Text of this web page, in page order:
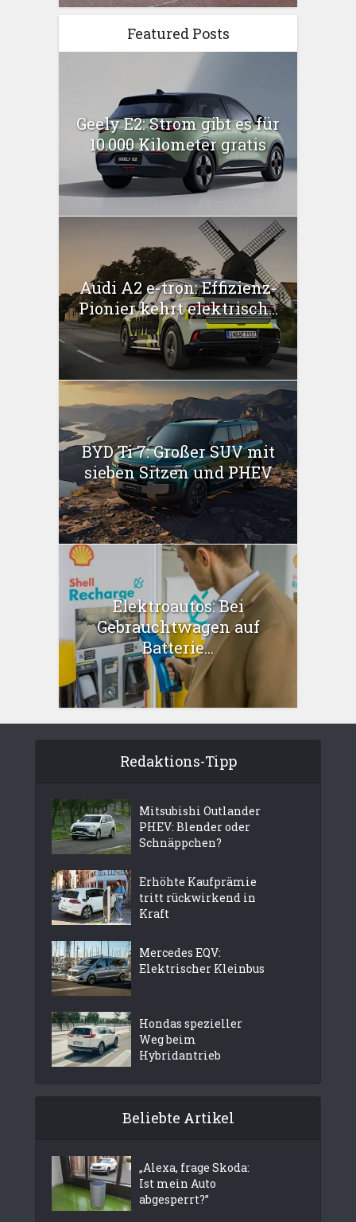
Featured Posts
Geely E2: Strom gibt es für
10.000 Kilometer gratis
Audi A2 e-tron: Effizienz-
Pionier kehrt elektrisch...
BYD Ti 7: Großer SUV mit
sieben Sitzen und PHEV
Elektroautos: Bei
Gebrauchtwagen auf
Batterie...
Redaktions-Tipp
Mitsubishi Outlander
PHEV: Blender oder
Schnäppchen?
Erhöhte Kaufprämie
tritt rückwirkend in
Kraft
Mercedes EQV:
Elektrischer Kleinbus
Hondas spezieller
Weg beim
Hybridantrieb
Beliebte Artikel
„Alexa, frage Skoda:
Ist mein Auto
abgesperrt?”